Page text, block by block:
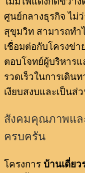
ศูนย์กลางธุรกิจ ไม่
สุขุมวิท สามารถทำ
เชื่อมต่อกับโครงข่
ตอบโจทย์ผู้บริหารแ
รวดเร็วในการเดิน
เงียบสงบและเป็นส่
สังคมคุณภาพแล
ครบครัน
โครงการ บ้านเดี่ย